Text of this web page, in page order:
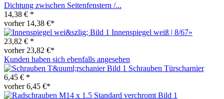
Dichtung zwischen Seitenfenstern /...
14,38 € *
vorher 14,38 €*
Innenspiegel weiß | 8/67»
23,82 € *
vorher 23,82 €*
Kunden haben sich ebenfalls angesehen
Schrauben Türscharnier
6,45 € *
vorher 6,45 €*